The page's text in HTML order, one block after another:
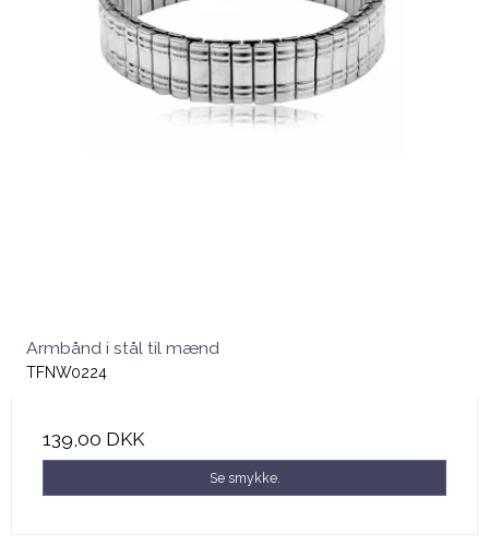
Armbånd i stål til mænd
TFNW0224
139,00 DKK
Se smykke.